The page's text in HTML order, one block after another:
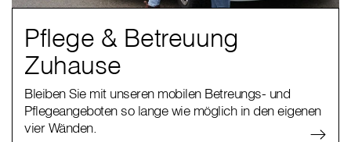
Pflege & Betreuung
Zuhause
Bleiben Sie mit unseren mobilen Betreungs- und
Pflegeangeboten so lange wie möglich in den eigenen
vier Wänden.